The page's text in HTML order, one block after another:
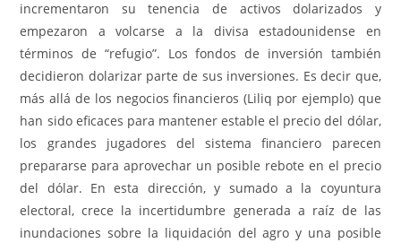
incrementaron su tenencia de activos dolarizados y
empezaron a volcarse a la divisa estadounidense en
términos de “refugio”. Los fondos de inversión también
decidieron dolarizar parte de sus inversiones. Es decir que,
más allá de los negocios financieros (Liliq por ejemplo) que
han sido eficaces para mantener estable el precio del dólar,
los grandes jugadores del sistema financiero parecen
prepararse para aprovechar un posible rebote en el precio
del dólar. En esta dirección, y sumado a la coyuntura
electoral, crece la incertidumbre generada a raíz de las
inundaciones sobre la liquidación del agro y una posible